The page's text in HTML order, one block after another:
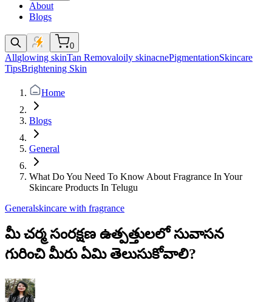
About
Blogs
0
Allglowing skinTan Removaloily skinacnePigmentationSkincare
TipsBrightening Skin
Home
Blogs
General
What Do You Need To Know About Fragrance In Your
Skincare Products In Telugu
Generalskincare with fragrance
మీ చర్మ సంరక్షణ ఉత్పత్తులలో సువాసన
గురించి మీరు ఏమి తెలుసుకోవాలి?